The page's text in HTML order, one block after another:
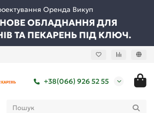
Оренда Викуп
НОВЕ ОБЛАДНАННЯ ДЛЯ
ТА ПЕКАРЕНЬ ПІД КЛЮЧ.
+38(066) 926 52 55